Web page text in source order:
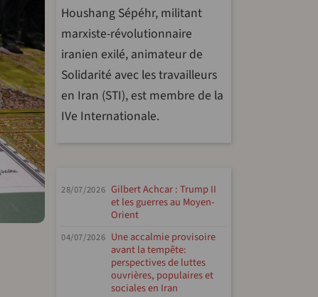
Houshang Sépéhr, militant
marxiste-révolutionnaire
iranien exilé, animateur de
Solidarité avec les travailleurs
en Iran (STI), est membre de la
IVe Internationale.
28/07/2026 Gilbert Achcar : Trump II
et les guerres au Moyen-
Orient
04/07/2026 Une accalmie provisoire
avant la tempête:
perspectives de luttes
ouvrières, populaires et
sociales en Iran